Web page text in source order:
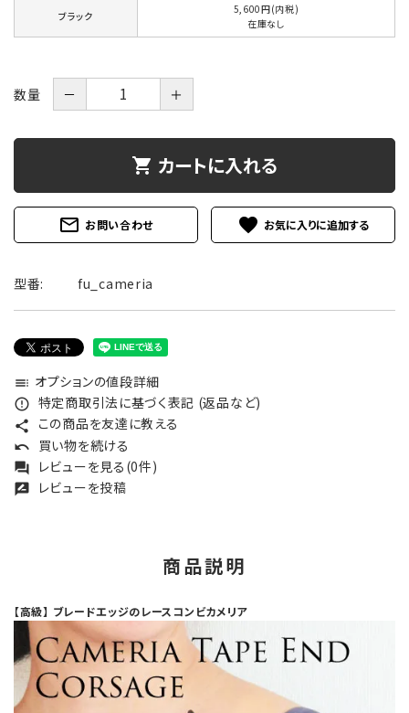
ブラック
5,600円(内税)
在庫なし
数量 － ＋
shopping_cart カートに入れる
mail_outline お問い合わせ favorite
型番: fu_cameria
toc オプションの値段詳細
error_outline 特定商取引法に基づく表記 (返品など)
share この商品を友達に教える
undo 買い物を続ける
forum レビューを見る(0件)
rate_review レビューを投稿
商品説明
【高級】 ブレードエッジのレースコンビカメリア